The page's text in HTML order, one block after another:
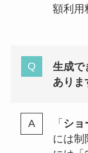
額利用
生成で
ありま
「 ショ
には制